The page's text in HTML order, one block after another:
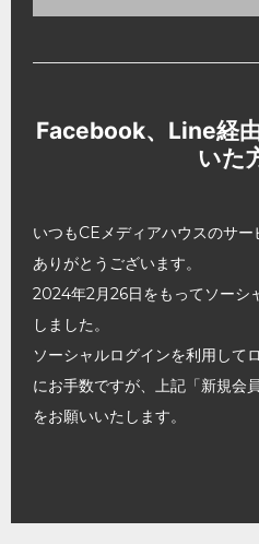
Facebook、Line経
いた
いつもCEメディアハウスのサ
ありがとうございます。
2024年2月26日をもってソーシ
しました。
ソーシャルログインを利用して
にお手数ですが、上記「新規会
をお願いいたします。